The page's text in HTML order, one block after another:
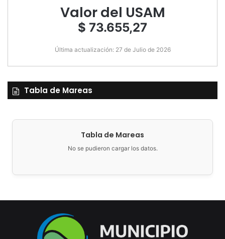
Valor del USAM
$ 73.655,27
Última actualización: 27 de Julio de 2026
Tabla de Mareas
Tabla de Mareas
No se pudieron cargar los datos.